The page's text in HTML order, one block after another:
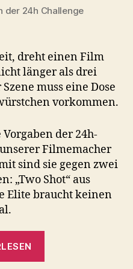
der 24h Challenge
dreht einen Film
länger als drei
muss eine Dose
vorkommen.
der 24h-
Filmemacher
sind sie gegen zwei
„Two Shot“ aus
Elite braucht keinen